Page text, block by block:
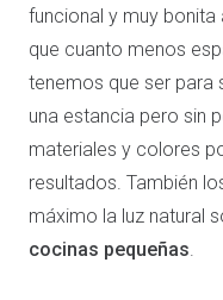
funcional y muy bonita
que cuanto menos
tenemos que ser para
una estancia pero sin
materiales y colores
resultados. También
máximo la luz natural
cocinas pequeñas.